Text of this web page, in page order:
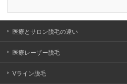
医療とサロン脱毛の違い
医療レーザー脱毛
Vライン脱毛